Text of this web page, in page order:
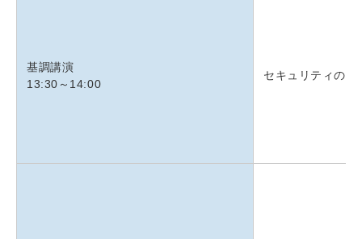
基調講演
13:30～14:00
セキュリティの